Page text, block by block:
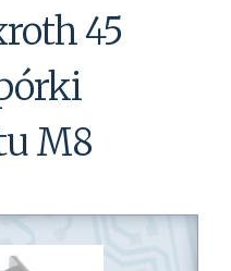
45
M8